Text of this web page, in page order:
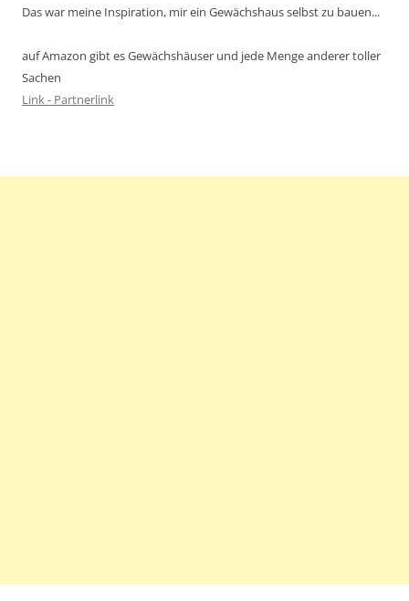
Das war meine Inspiration, mir ein Gewächshaus selbst zu bauen...
auf Amazon gibt es Gewächshäuser und jede Menge anderer toller
Sachen
Link - Partnerlink